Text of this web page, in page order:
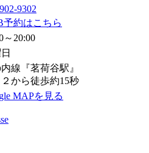
9302
予約はこちら
～20:00
線『茗荷谷駅』
から徒歩約15秒
MAPを見る